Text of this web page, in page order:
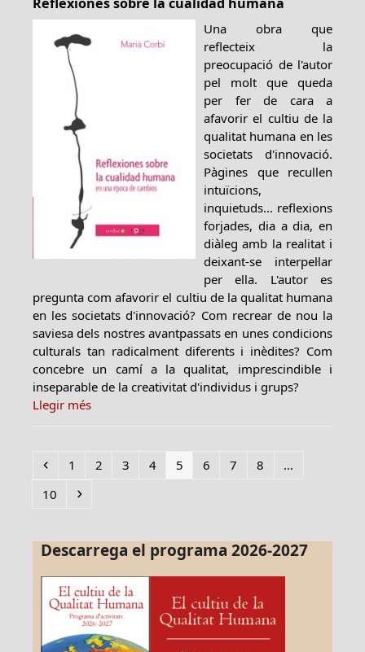
Una obra que
reflecteix la
preocupació de l'autor
pel molt que queda
per fer de cara a
afavorir el cultiu de la
qualitat humana en les
societats d'innovació.
Pàgines que recullen
intuïcions,
inquietuds... reflexions
forjades, dia a dia, en
diàleg amb la realitat i
deixant-se interpel·lar
per ella. L'autor es
pregunta com afavorir el cultiu de la qualitat humana
en les societats d'innovació? Com recrear de nou la
saviesa dels nostres avantpassats en unes condicions
culturals tan radicalment diferents i inèdites? Com
concebre un camí a la qualitat, imprescindible i
inseparable de la creativitat d'individus i grups?
Llegir més
Previous
Page
1 Page
2 Page
3 Page
4 Page
5 Page
6 Page
7 Page
8
…
Page
10 Next
Descarrega el programa 2026-2027